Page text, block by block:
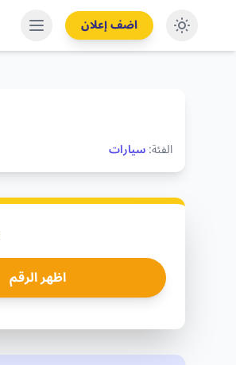
اضف إعلان
الفئة:سيارات
اظهر الرقم